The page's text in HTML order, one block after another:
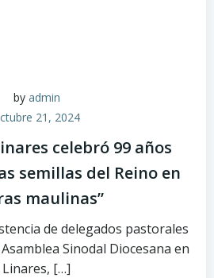
by admin
21, 2024
celebró 99 años
semillas del Reino en
maulinas”
de delegados pastorales
Sinodal Diocesana en
Linares, […]